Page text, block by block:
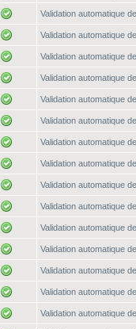
Validation automatique
Validation automatique
Validation automatique
Validation automatique
Validation automatique
Validation automatique
Validation automatique
Validation automatique
Validation automatique
Validation automatique
Validation automatique
Validation automatique
Validation automatique
Validation automatique
Validation automatique